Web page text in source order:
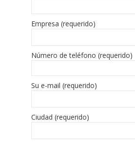
Empresa (requerido)
Número de teléfono (requerido)
Su e-mail (requerido)
Ciudad (requerido)